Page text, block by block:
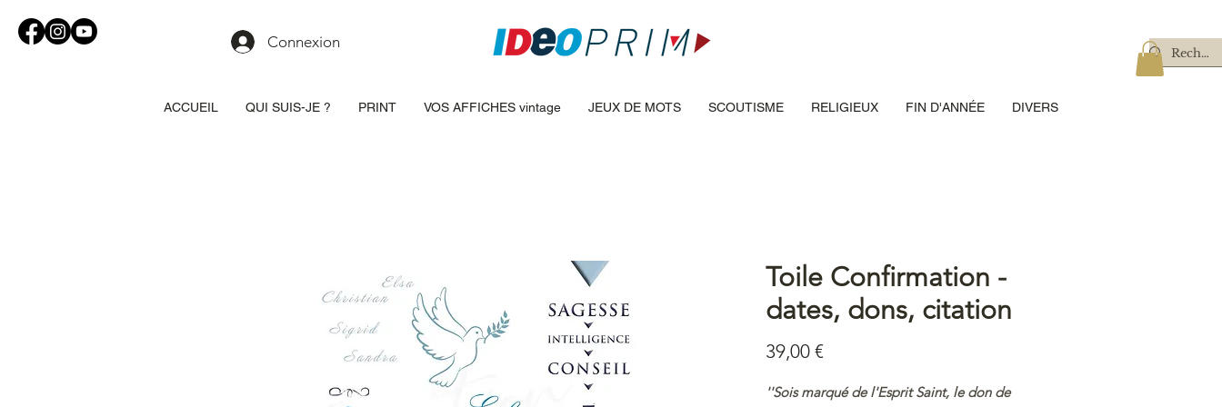
Connexion
ACCUEIL QUI SUIS-JE ? PRINT VOS AFFICHES vintage JEUX DE MOTS SCOUTISME RELIGIEUX FIN D'ANNÉE DIVERS
Toile Confirmation -
dates, dons, citation
39,00 €Prix
''Sois marqué de l'Esprit Saint, le don de